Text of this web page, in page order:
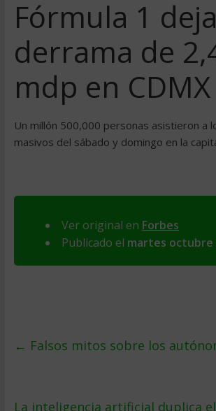
Fórmula 1
derrama de
mdp en CDMX
Un millón 500,000 personas asistieron a
masivos del sábado y domingo en la
Ver original en Forbes
Publicado el martes octubre
← Falsos mitos sobre los
La inteligencia artificial duplica